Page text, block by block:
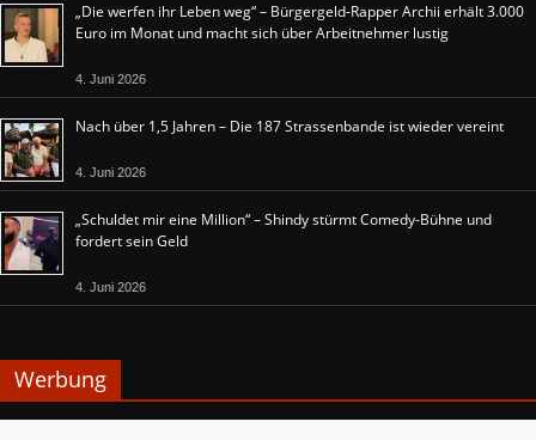
„Die werfen ihr Leben weg“ – Bürgergeld-Rapper Archii erhält 3.000
Euro im Monat und macht sich über Arbeitnehmer lustig
4. Juni 2026
Nach über 1,5 Jahren – Die 187 Strassenbande ist wieder vereint
4. Juni 2026
„Schuldet mir eine Million“ – Shindy stürmt Comedy-Bühne und
fordert sein Geld
4. Juni 2026
Werbung